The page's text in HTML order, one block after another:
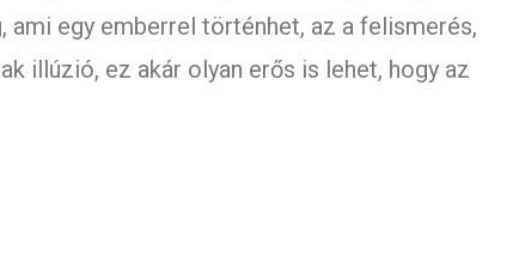
egy emberrel történhet, az a felismerés,
illúzió, ez akár olyan erős is lehet, hogy az